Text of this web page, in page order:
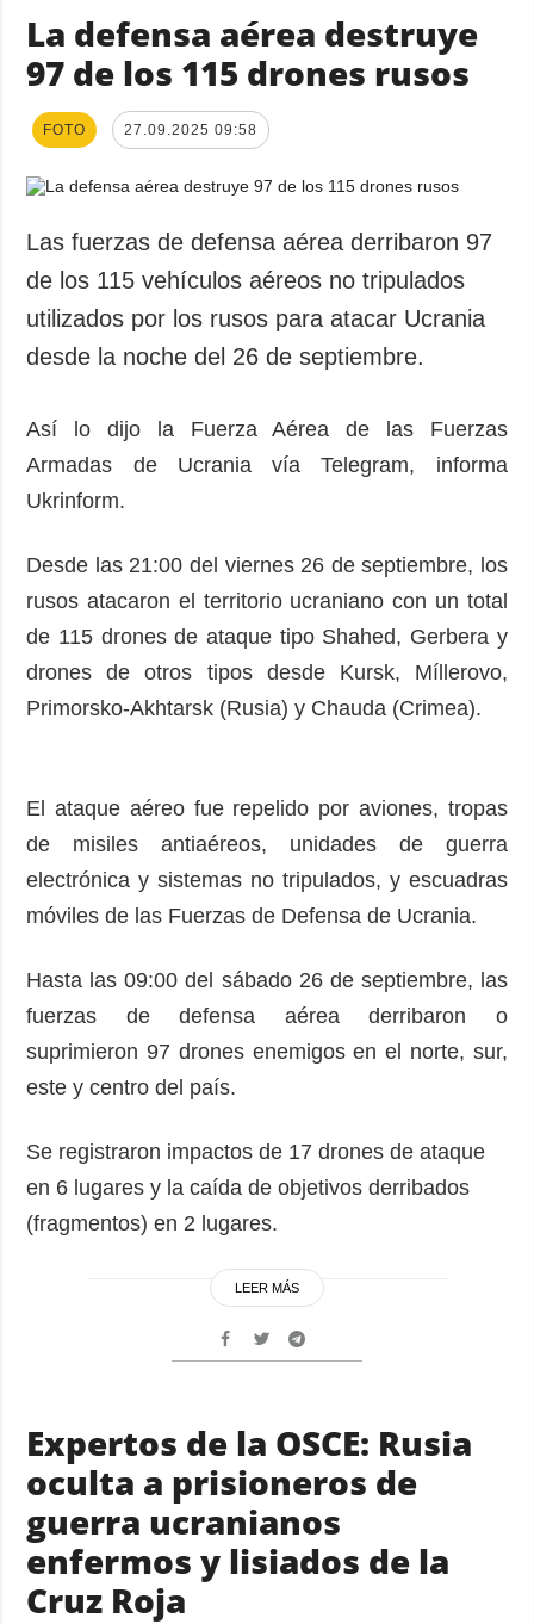
La defensa aérea destruye
97 de los 115 drones rusos
FOTO 27.09.2025 09:58
Las fuerzas de defensa aérea derribaron 97
de los 115 vehículos aéreos no tripulados
utilizados por los rusos para atacar Ucrania
desde la noche del 26 de septiembre.
Así lo dijo la Fuerza Aérea de las Fuerzas
Armadas de Ucrania vía Telegram, informa
Ukrinform.
Desde las 21:00 del viernes 26 de septiembre, los
rusos atacaron el territorio ucraniano con un total
de 115 drones de ataque tipo Shahed, Gerbera y
drones de otros tipos desde Kursk, Míllerovo,
Primorsko-Akhtarsk (Rusia) y Chauda (Crimea).
El ataque aéreo fue repelido por aviones, tropas
de misiles antiaéreos, unidades de guerra
electrónica y sistemas no tripulados, y escuadras
móviles de las Fuerzas de Defensa de Ucrania.
Hasta las 09:00 del sábado 26 de septiembre, las
fuerzas de defensa aérea derribaron o
suprimieron 97 drones enemigos en el norte, sur,
este y centro del país.
Se registraron impactos de 17 drones de ataque
en 6 lugares y la caída de objetivos derribados
(fragmentos) en 2 lugares.
LEER MÁS
Expertos de la OSCE: Rusia
oculta a prisioneros de
guerra ucranianos
enfermos y lisiados de la
Cruz Roja